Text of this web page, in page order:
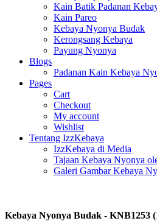
Kain Batik Padanan
Kain Pareo
Kebaya Nyonya Budak
Kerongsang Kebaya
Payung Nyonya
Blogs
Padanan Kain Kebaya
Pages
Cart
Checkout
My account
Wishlist
Tentang IzzKebaya
IzzKebaya di Media
Tajaan Kebaya Nyonya
Galeri Gambar Kebaya
Kebaya Nyonya Budak - KNB1253